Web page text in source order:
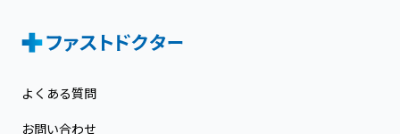
よくある質問
お問い合わせ